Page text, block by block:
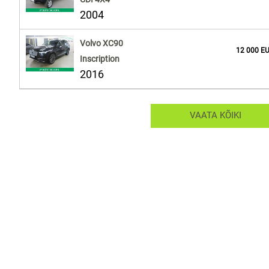
2004
Volvo XC90
Inscription
2016
12 000
VAATA KÕIKI